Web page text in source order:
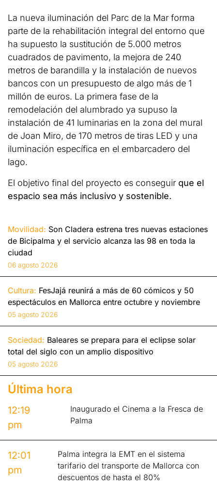
La nueva iluminación del Parc de la Mar forma
parte de la rehabilitación integral del entorno que
ha supuesto la sustitución de 5.000 metros
cuadrados de pavimento, la mejora de 240
metros de barandilla y la instalación de nuevos
bancos con un presupuesto de algo más de 1
millón de euros. La primera fase de la
remodelación del alumbrado ya supuso la
instalación de 41 luminarias en la zona del mural
de Joan Miro, de 170 metros de tiras LED y una
iluminación específica en el embarcadero del
lago.
El objetivo final del proyecto es conseguir que el
espacio sea más inclusivo y sostenible.
Movilidad: Son Cladera estrena tres nuevas estaciones
de Bicipalma y el servicio alcanza las 98 en toda la
ciudad
06 agosto 2026
Cultura: FesJajá reunirá a más de 60 cómicos y 50
espectáculos en Mallorca entre octubre y noviembre
05 agosto 2026
Sociedad: Baleares se prepara para el eclipse solar
total del siglo con un amplio dispositivo
05 agosto 2026
Última hora
12:19
pm
Inaugurado el Cinema a la Fresca de
Palma
12:01
pm
Palma integra la EMT en el sistema
tarifario del transporte de Mallorca con
descuentos de hasta el 80%